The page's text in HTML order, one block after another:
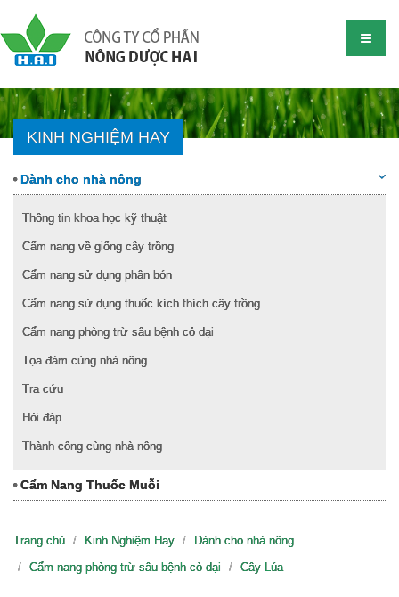
KINH NGHIỆM HAY
Dành cho nhà nông
Thông tin khoa học kỹ thuật
Cẩm nang về giống cây trồng
Cẩm nang sử dụng phân bón
Cẩm nang sử dụng thuốc kích thích cây trồng
Cẩm nang phòng trừ sâu bệnh cỏ dại
Tọa đàm cùng nhà nông
Tra cứu
Hỏi đáp
Thành công cùng nhà nông
Cẩm Nang Thuốc Muỗi
Trang chủ Kinh Nghiệm Hay
Dành cho nhà nông
Cẩm nang phòng trừ sâu bệnh cỏ dại
Cây Lúa